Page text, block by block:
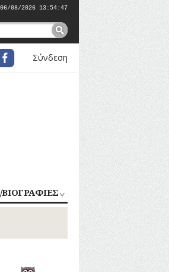
06/08/2026 13:54:48
Σύνδεση